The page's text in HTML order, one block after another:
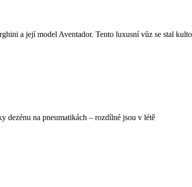
a její model Aventador. Tento luxusní vůz se stal
dezénu na pneumatikách – rozdílné jsou v létě